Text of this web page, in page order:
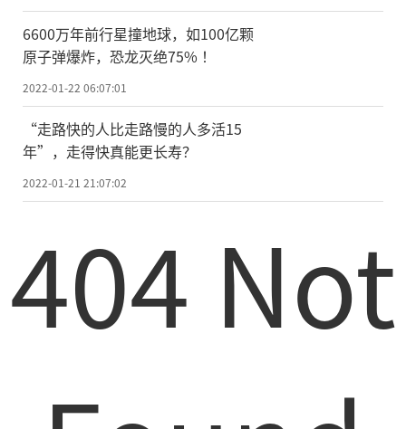
6600万年前行星撞地球，如100亿颗
原子弹爆炸，恐龙灭绝75% ！
2022-01-22 06:07:01
“走路快的人比走路慢的人多活15
年”，走得快真能更长寿？
2022-01-21 21:07:02
404 Not